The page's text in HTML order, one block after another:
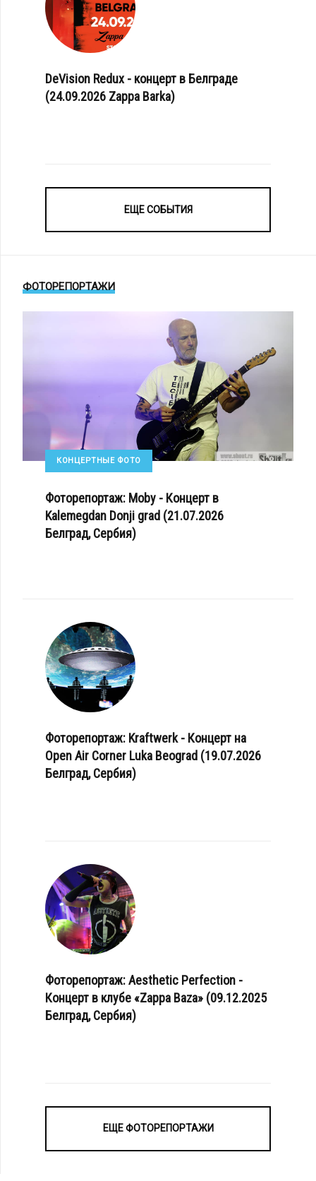
DeVision Redux - концерт в Белграде
(24.09.2026 Zappa Barka)
ЕЩЕ СОБЫТИЯ
ФОТОРЕПОРТАЖИ
КОНЦЕРТНЫЕ ФОТО
Фоторепортаж: Moby - Концерт в
Kalemegdan Donji grad (21.07.2026
Белград, Сербия)
Фоторепортаж: Kraftwerk - Концерт на
Open Air Corner Luka Beograd (19.07.2026
Белград, Сербия)
Фоторепортаж: Aesthetic Perfection -
Концерт в клубе «Zappa Baza» (09.12.2025
Белград, Сербия)
ЕЩЕ ФОТОРЕПОРТАЖИ